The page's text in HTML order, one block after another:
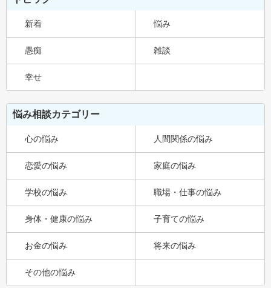
新着 悩み
愚痴 雑談
幸せ
悩み相談カテゴリー
心の悩み 人間関係の悩み
恋愛の悩み 家庭の悩み
学校の悩み 職場・仕事の悩み
身体・健康の悩み 子育ての悩み
お金の悩み 将来の悩み
その他の悩み